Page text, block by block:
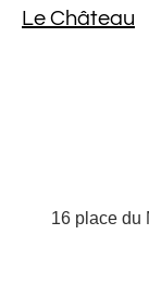
Le Château
16 place du